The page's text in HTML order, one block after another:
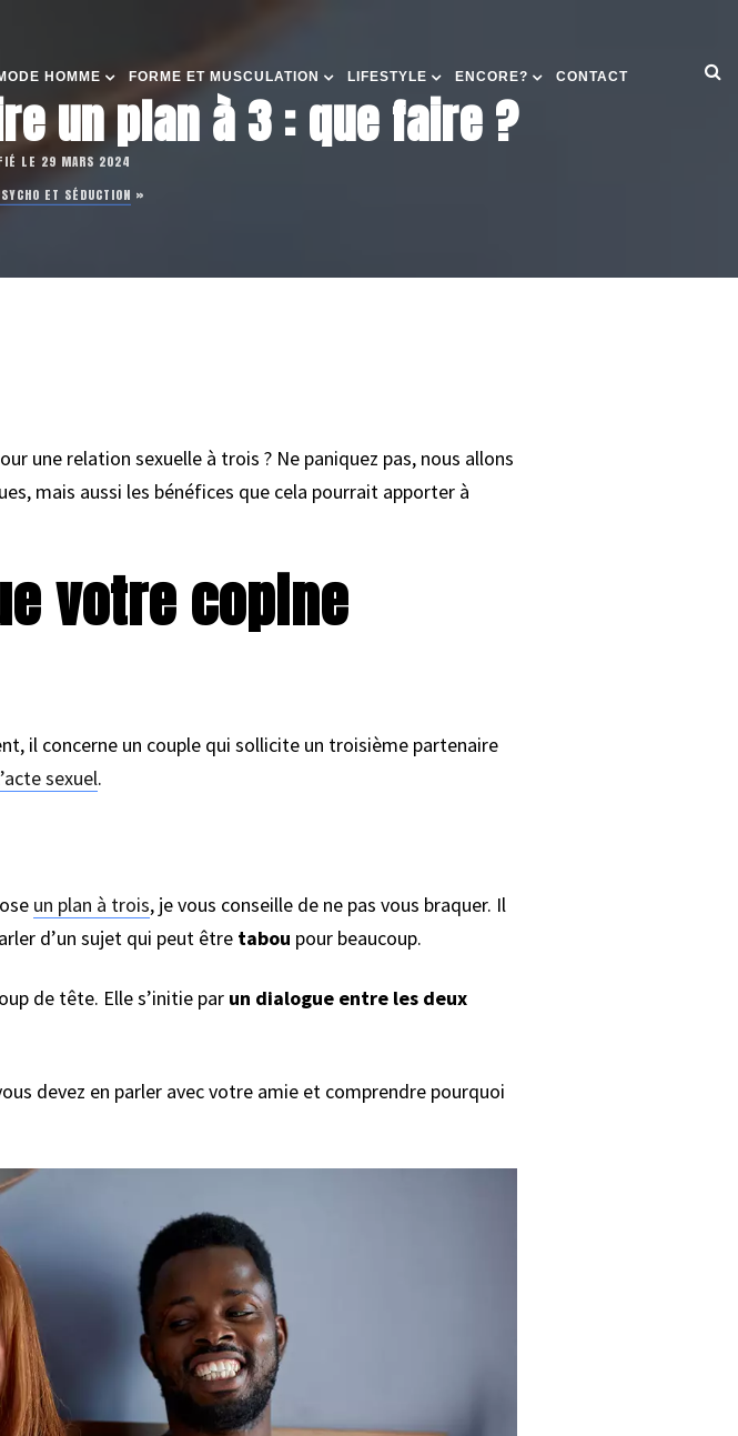
HOMME FORME ET MUSCULATION LIFESTYLE ENCORE? CONTACT
un plan à 3 : que faire ?
LE 29 MARS 2024
ET SÉDUCTION »
une relation sexuelle à trois ? Ne paniquez pas, nous allons
mais aussi les bénéfices que cela pourrait apporter à
votre copine
il concerne un couple qui sollicite un troisième partenaire
sexuel.
un plan à trois, je vous conseille de ne pas vous braquer. Il
d’un sujet qui peut être tabou pour beaucoup.
de tête. Elle s’initie par un dialogue entre les deux
devez en parler avec votre amie et comprendre pourquoi